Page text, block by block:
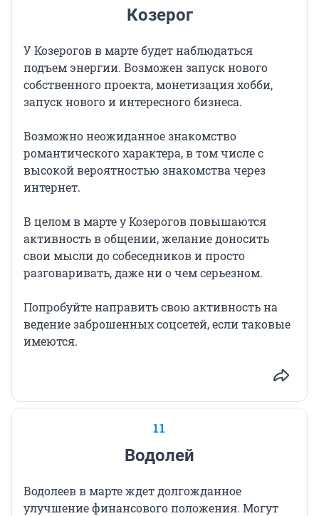
Козерог
У Козерогов в марте будет наблюдаться
подъем энергии. Возможен запуск нового
собственного проекта, монетизация хобби,
запуск нового и интересного бизнеса.
Возможно неожиданное знакомство
романтического характера, в том числе с
высокой вероятностью знакомства через
интернет.
В целом в марте у Козерогов повышаются
активность в общении, желание доносить
свои мысли до собеседников и просто
разговаривать, даже ни о чем серьезном.
Попробуйте направить свою активность на
ведение заброшенных соцсетей, если таковые
имеются.
11
Водолей
Водолеев в марте ждет долгожданное
улучшение финансового положения. Могут